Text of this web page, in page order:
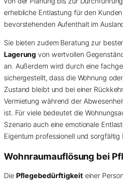
erhebliche Entlastung für den
bevorstehenden Aufenthalt im
Sie bieten zudem Beratung zur
Lagerung von wertvollen
an. Außerdem wird durch eine
sichergestellt, dass die Wohnung
Zustand bleibt und bei einer
Vermietung während der
ist. Für viele bedeutet die
Szenario auch eine emotionale
Eigentum professionell und
Wohnraumauflösung bei
Die Pflegebedürftigkeit einer